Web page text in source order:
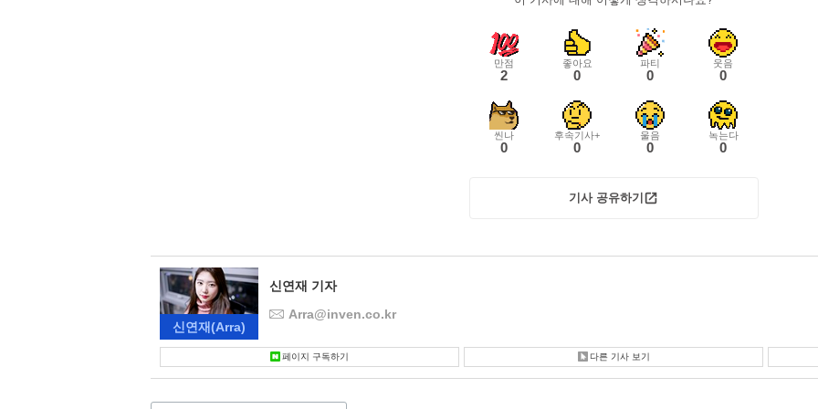
만점
2
좋아요
0
파티
0
웃음
0
씬나
0
후속기사+
0
울음
0
녹는다
0
기사 공유하기
신연재(Arra)
신연재 기자
Arra@inven.co.kr
페이지 구독하기 다른 기사 보기